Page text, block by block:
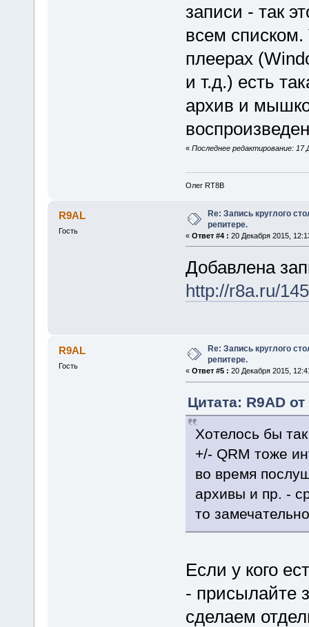
записи - так
всем
плеерах
и т.д.) есть
архив и
« Последнее редактирование: 17
Олег RT8B
R9AL
Гость
Re: Запись круглого
репитере.
« Ответ #4 : 20 Декабря 2015,
Добавлена
http://r8a.ru/
R9AL
Гость
Re: Запись круглого
репитере.
« Ответ #5 : 20 Декабря 2015,
Цитата: R9AD
Хотелось бы
+/- QRM тоже
во время
архивы и пр. -
то
Если у кого
- присылайте
сделаем